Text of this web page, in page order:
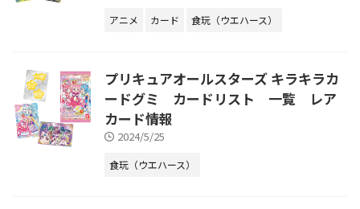
アニメ カード 食玩（ウエハース）
プリキュアオールスターズ キラキラカ
ードグミ カードリスト 一覧 レア
カード情報
2024/5/25
食玩（ウエハース）